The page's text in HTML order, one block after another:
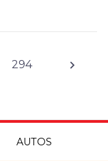
294
AUTOS